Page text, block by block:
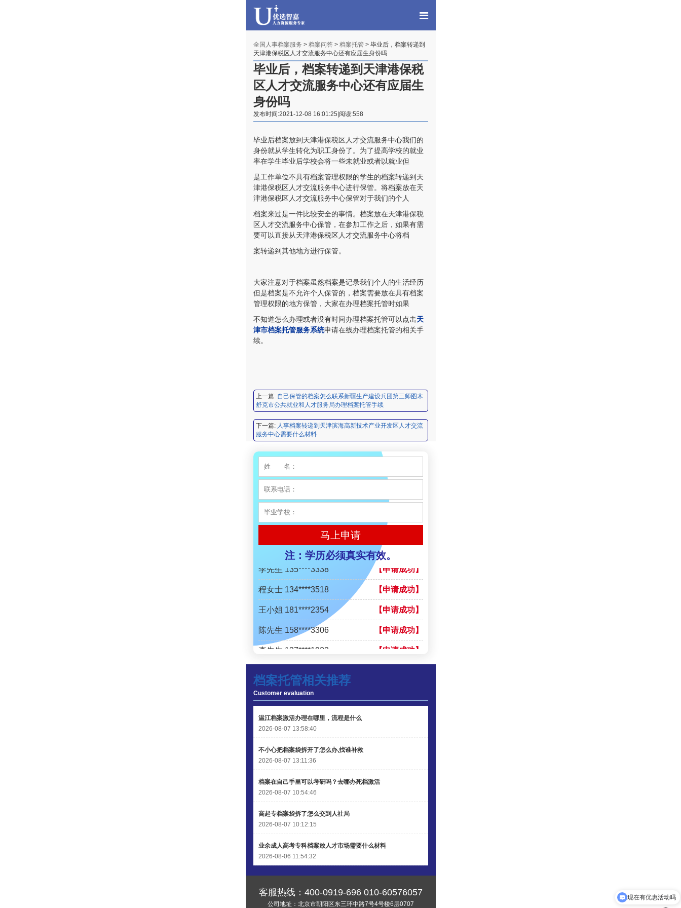
全国人事档案服务 > 档案问答 > 档案托管> 毕业后，档案转递到
天津港保税区人才交流服务中心还有应届生身份吗
毕业后，档案转递到天津港保税
区人才交流服务中心还有应届生
身份吗
发布时间:2021-12-08 16:01:25|阅读:558
毕业后档案放到天津港保税区人才交流服务中心我们的
身份就从学生转化为职工身份了。为了提高学校的就业
率在学生毕业后学校会将一些未就业或者以就业但
是工作单位不具有档案管理权限的学生的档案转递到天
津港保税区人才交流服务中心进行保管。将档案放在天
津港保税区人才交流服务中心保管对于我们的个人
档案来过是一件比较安全的事情。档案放在天津港保税
区人才交流服务中心保管，在参加工作之后，如果有需
要可以直接从天津港保税区人才交流服务中心将档
案转递到其他地方进行保管。
大家注意对于档案虽然档案是记录我们个人的生活经历
但是档案是不允许个人保管的，档案需要放在具有档案
管理权限的地方保管，大家在办理档案托管时如果
不知道怎么办理或者没有时间办理档案托管可以点击天
津市档案托管服务系统申请在线办理档案托管的相关手
续。
上一篇: 自己保管的档案怎么联系新疆生产建设兵团第三师图木
舒克市公共就业和人才服务局办理档案托管手续
下一篇: 人事档案转递到天津滨海高新技术产业开发区人才交流
服务中心需要什么材料
马上申请
注：学历必须真实有效。
王小姐 181****2354 【申请成功】
陈先生 158****3306 【申请成功】
李先生 137****1923 【申请成功】
程女士 136****3253
李先生 135****3338 【申请成功】
程女士 134****3518 【申请成功】
陈先生 158****3306
李先生 137****1923
程女士 136****3253 【申请成功】
王小姐 185****2848 【申请成功】
陈先生 189****1098 【申请成功】
李先生 135****3338 【申请成功】
程女士 134****3518 【申请成功】
王小姐 181****2354 【申请成功】
陈先生 158****3306 【申请成功】
李先生 137****1923 【申请成功】
王小姐 185****2848
陈先生 189****1098 【申请成功】
李先生 135****3338
档案托管相关推荐
Customer evaluation
温江档案激活办理在哪里，流程是什么
2026-08-07 13:58:40
不小心把档案袋拆开了怎么办,找谁补救
2026-08-07 13:11:36
档案在自己手里可以考研吗？去哪办死档激活
2026-08-07 10:54:46
高起专档案袋拆了怎么交到人社局
2026-08-07 10:12:15
业余成人高考专科档案放人才市场需要什么材料
2026-08-06 11:54:32
客服热线： 400-0919-696 010-60576057
公司地址：北京市朝阳区东三环中路7号4号楼6层0707
现在有优惠活动吗